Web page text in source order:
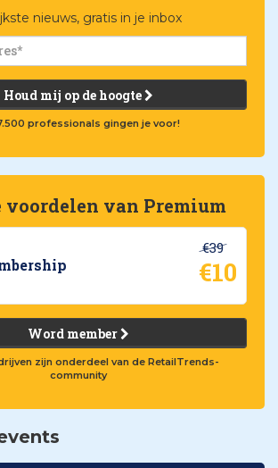
nieuws, gratis in je inbox
Houd mij op de hoogte
professionals gingen je voor!
voordelen van Premium
€39
€10
Word member
zijn onderdeel van de RetailTrends-
community